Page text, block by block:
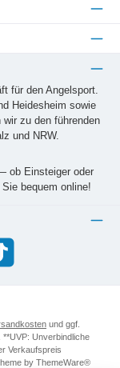
für den Angelsport.
Heidesheim sowie
zu den führenden
und NRW.
ob Einsteiger oder
bequem online!
und ggf.
Unverbindliche
Verkaufspreis
by ThemeWare®